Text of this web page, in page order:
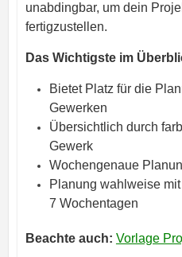
unabdingbar, um dein
fertigzustellen.
Das Wichtigste im
Bietet Platz für die
Gewerken
Übersichtlich durch
Gewerk
Wochengenaue
Planung wahlweise
7 Wochentagen
Beachte auch: Vorlage